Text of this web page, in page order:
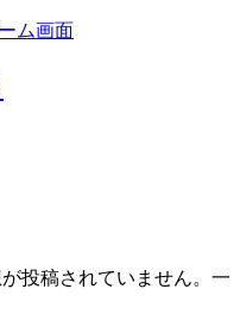
投稿されていません。一